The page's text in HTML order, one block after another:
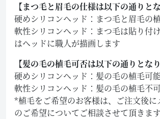
【まつ毛と眉毛の仕様は以下の通りと
硬めシリコンヘッド：まつ毛と眉毛の
軟性シリコンヘッド：まつ毛は貼り付
はヘッドに職人が描画します
【髪の毛の植毛可否は以下の通りとなり
硬めシリコンヘッド：髪の毛の植毛可能
軟性シリコンヘッド：髪の毛の植毛不可
*植毛をご希望のお客様は、ご注文後に
のご希望についてご相談させて頂きます